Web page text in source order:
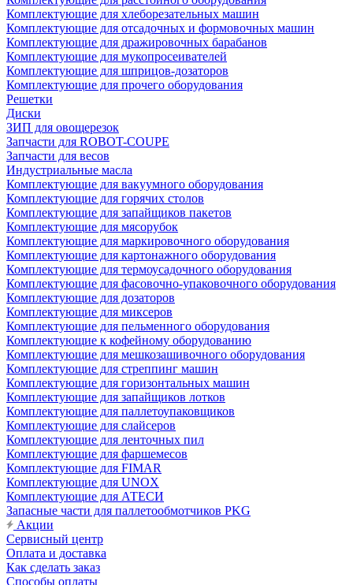
Комплектующие для хлеборезательных машин
Комплектующие для отсадочных и формовочных машин
Комплектующие для дражировочных барабанов
Комплектующие для мукопросеивателей
Комплектующие для шприцов-дозаторов
Комплектующие для прочего оборудования
Решетки
Диски
ЗИП для овощерезок
Запчасти для ROBOT-COUPE
Запчасти для весов
Индустриальные масла
Комплектующие для вакуумного оборудования
Комплектующие для горячих столов
Комплектующие для запайщиков пакетов
Комплектующие для мясорубок
Комплектующие для маркировочного оборудования
Комплектующие для картонажного оборудования
Комплектующие для термоусадочного оборудования
Комплектующие для фасовочно-упаковочного оборудования
Комплектующие для дозаторов
Комплектующие для миксеров
Комплектующие для пельменного оборудования
Комплектующие к кофейному оборудованию
Комплектующие для мешкозашивочного оборудования
Комплектующие для стреппинг машин
Комплектующие для горизонтальных машин
Комплектующие для запайщиков лотков
Комплектующие для паллетоупаковщиков
Комплектующие для слайсеров
Комплектующие для ленточных пил
Комплектующие для фаршемесов
Комплектующие для FIMAR
Комплектующие для UNOX
Комплектующие для АТЕСИ
Запасные части для паллетообмотчиков PKG
Акции
Сервисный центр
Оплата и доставка
Как сделать заказ
Способы оплаты